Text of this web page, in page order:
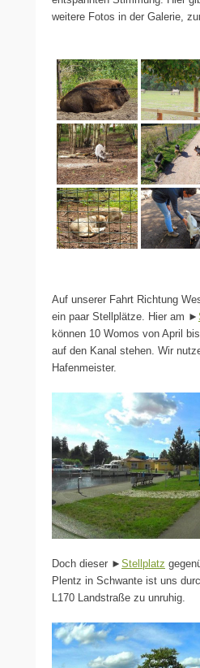
weitere Fotos in der Galerie,
Auf unserer Fahrt Richtung
ein paar Stellplätze. Hier am ►
können 10 Womos von April
auf den Kanal stehen. Wir
Hafenmeister.
Doch dieser ► Stellplatz
Plentz in Schwante ist uns
L170 Landstraße zu unruhig.